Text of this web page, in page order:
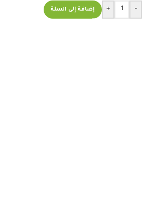
-
+ إضافة إلى السلة